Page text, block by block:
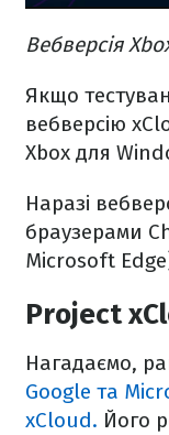
Вебверсія
Якщо
вебверсію
Xbox для
Наразі
браузерами
Microsoft
Project
Нагадаємо,
Google та
xCloud. Його